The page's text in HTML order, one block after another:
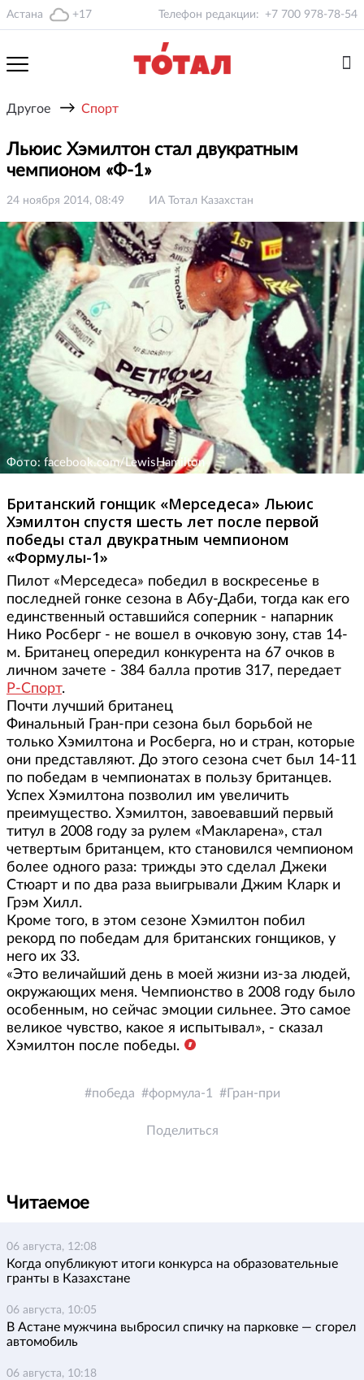
Астана +17 Телефон редакции: +7 700 978-78-54
Другое → Спорт
Льюис Хэмилтон стал двукратным
чемпионом «Ф-1»
24 ноября 2014, 08:49 ИА Тотал Казахстан
Фото: facebook.com/LewisHamilton
Британский гонщик «Мерседеса» Льюис
Хэмилтон спустя шесть лет после первой
победы стал двукратным чемпионом
«Формулы-1»
Пилот «Мерседеса» победил в воскресенье в
последней гонке сезона в Абу-Даби, тогда как его
единственный оставшийся соперник - напарник
Нико Росберг - не вошел в очковую зону, став 14-
м. Британец опередил конкурента на 67 очков в
личном зачете - 384 балла против 317, передает
Р-Спорт.
Почти лучший британец
Финальный Гран-при сезона был борьбой не
только Хэмилтона и Росберга, но и стран, которые
они представляют. До этого сезона счет был 14-11
по победам в чемпионатах в пользу британцев.
Успех Хэмилтона позволил им увеличить
преимущество. Хэмилтон, завоевавший первый
титул в 2008 году за рулем «Макларена», стал
четвертым британцем, кто становился чемпионом
более одного раза: трижды это сделал Джеки
Стюарт и по два раза выигрывали Джим Кларк и
Грэм Хилл.
Кроме того, в этом сезоне Хэмилтон побил
рекорд по победам для британских гонщиков, у
него их 33.
«Это величайший день в моей жизни из-за людей,
окружающих меня. Чемпионство в 2008 году было
особенным, но сейчас эмоции сильнее. Это самое
великое чувство, какое я испытывал», - сказал
Хэмилтон после победы.
победа формула-1 Гран-при
Поделиться
Читаемое
06 августа, 12:08
Когда опубликуют итоги конкурса на образовательные
гранты в Казахстане
06 августа, 10:05
В Астане мужчина выбросил спичку на парковке — сгорел
автомобиль
06 августа, 10:18